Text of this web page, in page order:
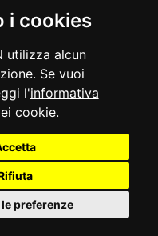
i cookies
utilizza alcun
Se vuoi
l'informativa
cookie.
preferenze
| glossario
|feedback
da